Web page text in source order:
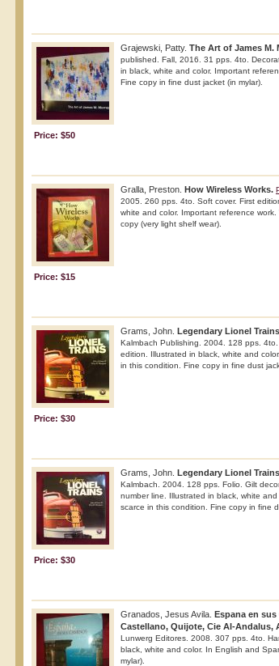
Grajewski, Patty. The Art of James M.
published. Fall, 2016. 31 pps. 4to.
in black, white and color. Important
Fine copy in fine dust jacket (in mylar).
Price: $50
Gralla, Preston. How Wireless Works.
2005. 260 pps. 4to. Soft cover. First
white and color. Important reference
copy (very light shelf wear).
Price: $15
Grams, John. Legendary Lionel
Kalmbach Publishing. 2004. 128 pps.
edition. Illustrated in black, white and
in this condition. Fine copy in fine dust
Price: $30
Grams, John. Legendary Lionel
Kalmbach. 2004. 128 pps. Folio. Gilt
number line. Illustrated in black, white
scarce in this condition. Fine copy in fine
Price: $30
Granados, Jesus Avila. Espana en
Castellano, Quijote, Cie Al-Andalus,
Lunwerg Editores. 2008. 307 pps. 4to.
black, white and color. In English and
mylar).